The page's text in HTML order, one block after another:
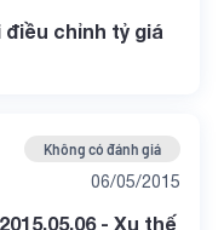
chỉnh tỷ giá
Không có đánh giá
06/05/2015
- Xu thế